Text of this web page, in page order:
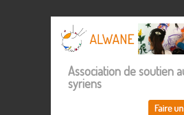
Association de soutien
syriens